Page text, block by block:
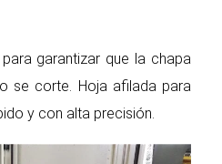
garantizar que la chapa
se corte. Hoja afilada para
y con alta precisión.